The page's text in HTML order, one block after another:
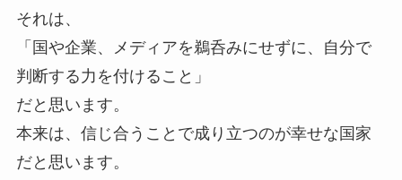
それは、
「国や企業、メディアを鵜呑みにせずに、自分で
判断する力を付けること」
だと思います。
本来は、信じ合うことで成り立つのが幸せな国家
だと思います。